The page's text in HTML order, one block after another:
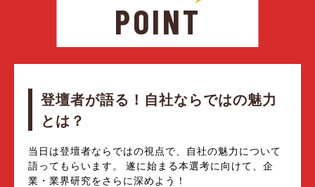
POINT
登壇者が語る！自社ならではの魅力
とは？
当日は登壇者ならではの視点で、自社の魅力について
語ってもらいます。 遂に始まる本選考に向けて、企
業・業界研究をさらに深めよう！